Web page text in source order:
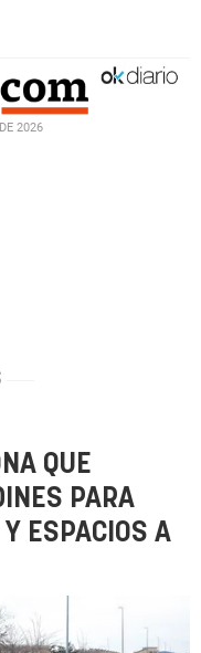
2026
QUE
PARA
ESPACIOS A